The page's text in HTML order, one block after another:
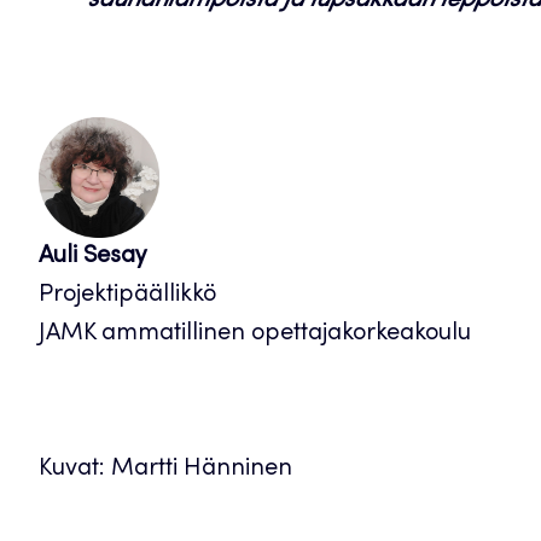
Auli Sesay
Projektipäällikkö
JAMK ammatillinen opettajakorkeakoulu
Kuvat: Martti Hänninen